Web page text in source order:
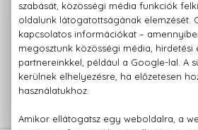
100% eredeti termékek,14 napos
Kérdésed van, elakadtál? Hívd
779 1926